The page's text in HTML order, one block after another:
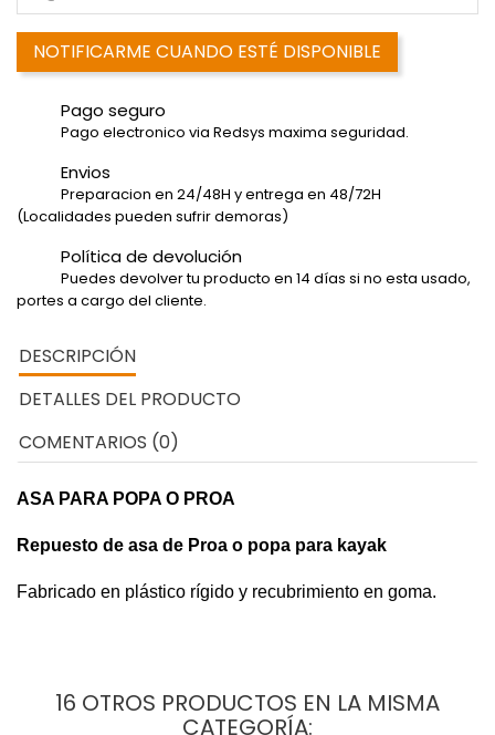
NOTIFICARME CUANDO ESTÉ DISPONIBLE
Pago seguro
Pago electronico via Redsys maxima seguridad.
Envios
Preparacion en 24/48H y entrega en 48/72H
(Localidades pueden sufrir demoras)
Política de devolución
Puedes devolver tu producto en 14 días si no esta usado,
portes a cargo del cliente.
DESCRIPCIÓN
DETALLES DEL PRODUCTO
COMENTARIOS (0)
ASA PARA POPA O PROA
Repuesto de asa de Proa o popa para kayak
Fabricado en plástico rígido y recubrimiento en goma.
16 OTROS PRODUCTOS EN LA MISMA
CATEGORÍA: